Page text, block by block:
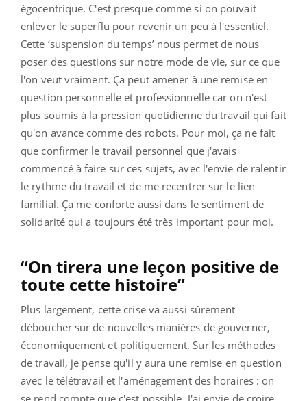
égocentrique. C'est presque comme si on pouvait
enlever le superflu pour revenir un peu à l'essentiel.
Cette ‘suspension du temps’ nous permet de nous
poser des questions sur notre mode de vie, sur ce que
l'on veut vraiment. Ça peut amener à une remise en
question personnelle et professionnelle car on n'est
plus soumis à la pression quotidienne du travail qui fait
qu'on avance comme des robots. Pour moi, ça ne fait
que confirmer le travail personnel que j'avais
commencé à faire sur ces sujets, avec l'envie de ralentir
le rythme du travail et de me recentrer sur le lien
familial. Ça me conforte aussi dans le sentiment de
solidarité qui a toujours été très important pour moi.
“On tirera une leçon positive de
toute cette histoire”
Plus largement, cette crise va aussi sûrement
déboucher sur de nouvelles manières de gouverner,
économiquement et politiquement. Sur les méthodes
de travail, je pense qu'il y aura une remise en question
avec le télétravail et l'aménagement des horaires : on
se rend compte que c'est possible. J'ai envie de croire